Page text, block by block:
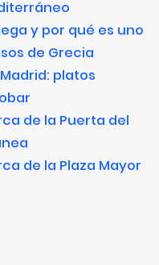
y por qué es uno
de Grecia
platos
de la Puerta del
de la Plaza Mayor